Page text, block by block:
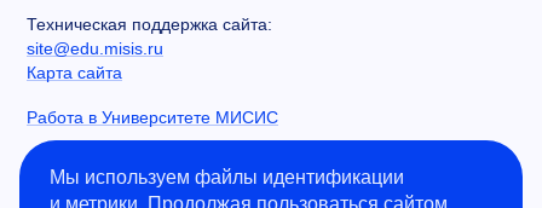
Техническая поддержка сайта:
site@edu.misis.ru
Карта сайта
Работа в Университете МИСИС
Сведения об образовательной организации
Мы используем файлы идентификации
и метрики. Продолжая пользоваться сайтом,